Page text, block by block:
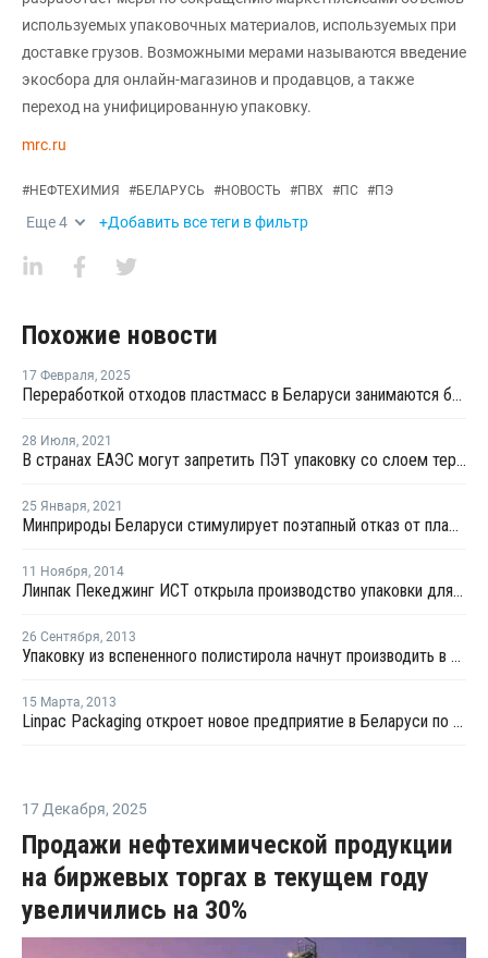
используемых упаковочных материалов, используемых при
доставке грузов. Возможными мерами называются введение
экосбора для онлайн-магазинов и продавцов, а также
переход на унифицированную упаковку.
mrc.ru
#НЕФТЕХИМИЯ #БЕЛАРУСЬ #НОВОСТЬ #ПВХ #ПС #ПЭ
Еще4 +Добавить все теги в фильтр
Похожие новости
17 Февраля, 2025
Переработкой отходов пластмасс в Беларуси занимаются более 160 предприятий
28 Июля, 2021
В странах ЕАЭС могут запретить ПЭТ упаковку со слоем термоусадочной ПВХ-пленки
25 Января, 2021
Минприроды Беларуси стимулирует поэтапный отказ от пластиковой упаковки в стране
11 Ноября, 2014
Линпак Пекеджинг ИСТ открыла производство упаковки для пищевых продуктов в Белоруссии
26 Сентября, 2013
Упаковку из вспененного полистирола начнут производить в Витебской области
15 Марта, 2013
Linpac Packaging откроет новое предприятие в Беларуси по производству упаковки из ПСВ-С
17 Декабря, 2025
Продажи нефтехимической продукции
на биржевых торгах в текущем году
увеличились на 30%